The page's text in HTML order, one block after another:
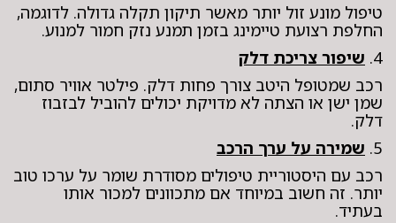
טיפול מונע זול יותר מאשר תיקון תקלה גדולה. לדוגמה,
החלפת רצועת טיימינג בזמן תמנע נזק חמור למנוע.
4. שיפור צריכת דלק
רכב שמטופל היטב צורך פחות דלק. פילטר אוויר סתום,
שמן ישן או הצתה לא מדויקת יכולים להוביל לבזבוז
דלק.
5. שמירה על ערך הרכב
רכב עם היסטוריית טיפולים מסודרת שומר על ערכו טוב
יותר. זה חשוב במיוחד אם מתכוונים למכור אותו
בעתיד.